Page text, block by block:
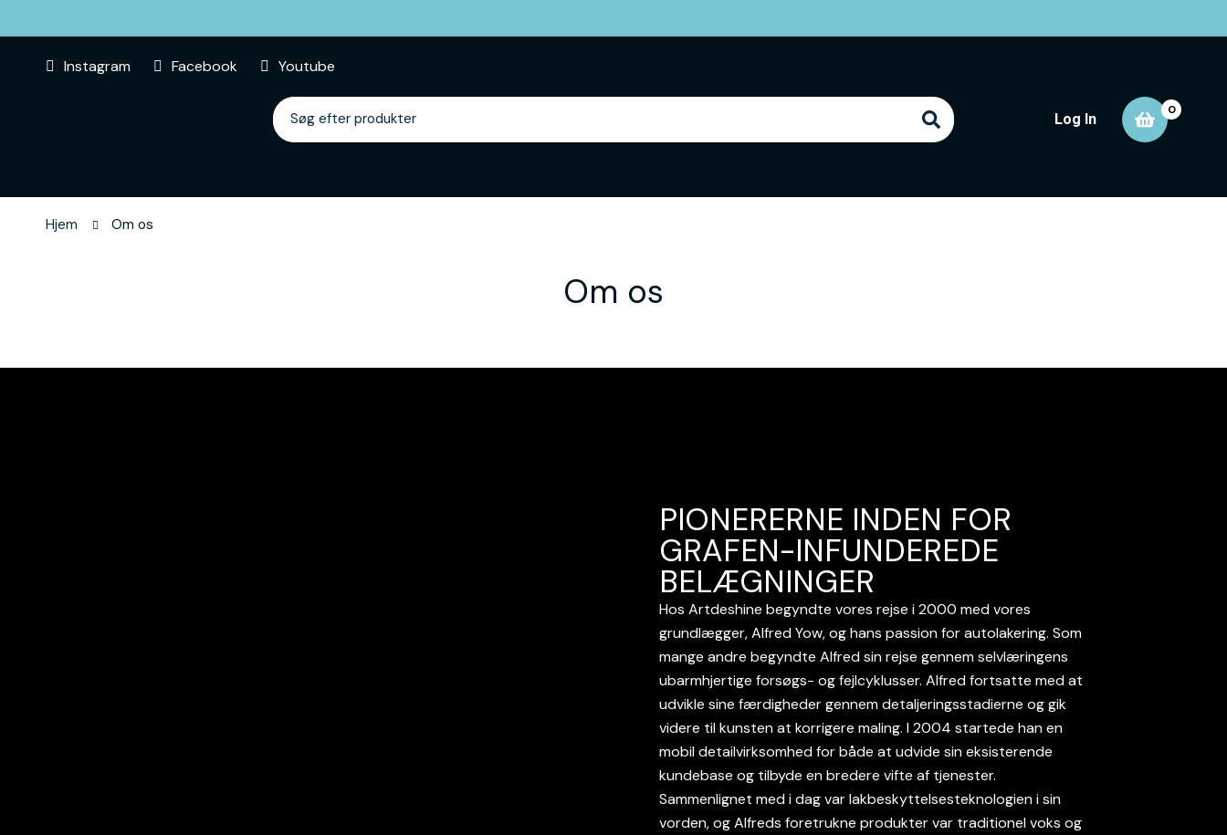
Log In
0
Instagram Facebook Youtube
Hjem Om os
Om os
PIONERERNE INDEN FOR
GRAFEN-INFUNDEREDE
BELÆGNINGER
Hos Artdeshine begyndte vores rejse i 2000 med vores
grundlægger, Alfred Yow, og hans passion for autolakering. Som
mange andre begyndte Alfred sin rejse gennem selvlæringens
ubarmhjertige forsøgs- og fejlcyklusser. Alfred fortsatte med at
udvikle sine færdigheder gennem detaljeringsstadierne og gik
videre til kunsten at korrigere maling. I 2004 startede han en
mobil detailvirksomhed for både at udvide sin eksisterende
kundebase og tilbyde en bredere vifte af tjenester.
Sammenlignet med i dag var lakbeskyttelsesteknologien i sin
vorden, og Alfreds foretrukne produkter var traditionel voks og